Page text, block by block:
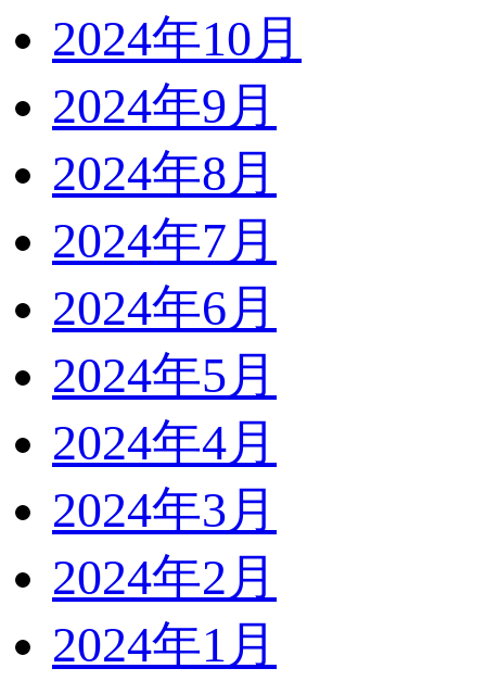
2024年10月
2024年9月
2024年8月
2024年7月
2024年6月
2024年5月
2024年4月
2024年3月
2024年2月
2024年1月